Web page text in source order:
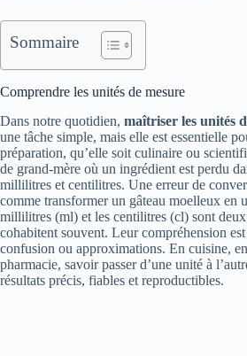
Sommaire
Comprendre les unités de mesure
Dans notre quotidien, maîtriser les unités
une tâche simple, mais elle est essentielle
préparation, qu’elle soit culinaire ou
de grand-mère où un ingrédient est perdu
millilitres et centilitres. Une erreur de
comme transformer un gâteau moelleux en
millilitres (ml) et les centilitres (cl) sont
cohabitent souvent. Leur compréhension
confusion ou approximations. En cuisine,
pharmacie, savoir passer d’une unité à
résultats précis, fiables et reproductibles.